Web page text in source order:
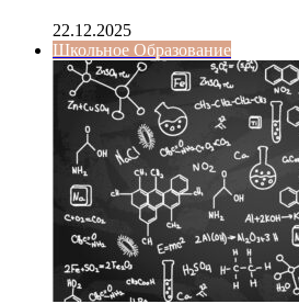
22.12.2025
Школьное Образование